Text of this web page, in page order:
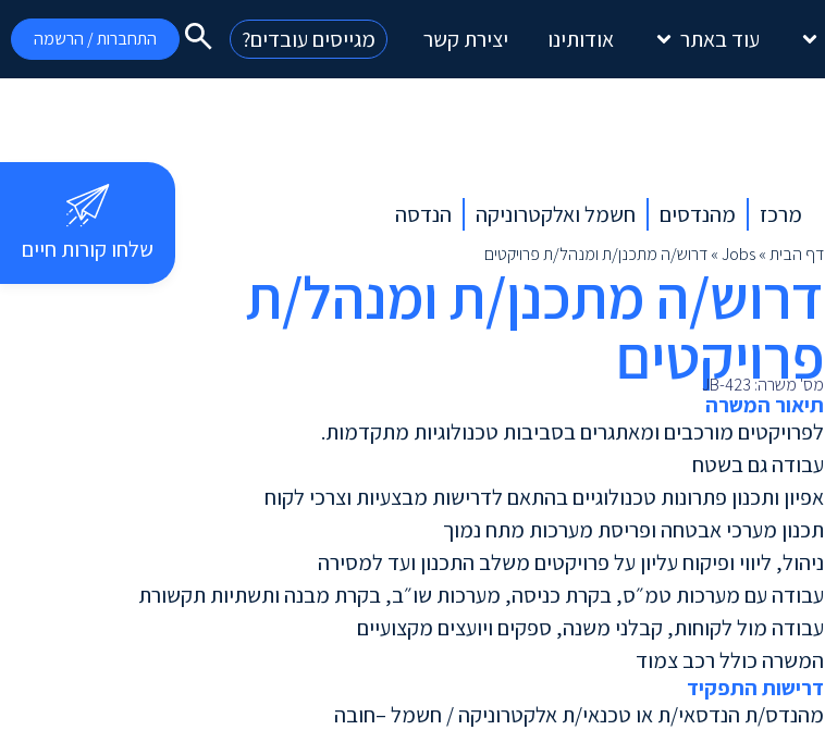
שלחו קורות חיים
עוד באתר אודותינו יצירת קשר מגייסים עובדים? התחברות / הרשמה
מרכז מהנדסים חשמל ואלקטרוניקה הנדסה
דף הבית»
Jobs
»דרוש/ה מתכנן/ת ומנהל/ת פרויקטים
דרוש/ה מתכנן/ת ומנהל/ת
פרויקטים
מס' משרה: JB-423
תיאור המשרה
לפרויקטים מורכבים ומאתגרים בסביבות טכנולוגיות מתקדמות.
עבודה גם בשטח
אפיון ותכנון פתרונות טכנולוגיים בהתאם לדרישות מבצעיות וצרכי לקוח
תכנון מערכי אבטחה ופריסת מערכות מתח נמוך
ניהול, ליווי ופיקוח עליון על פרויקטים משלב התכנון ועד למסירה
עבודה עם מערכות טמ״ס, בקרת כניסה, מערכות שו״ב, בקרת מבנה ותשתיות תקשורת
עבודה מול לקוחות, קבלני משנה, ספקים ויועצים מקצועיים
המשרה כולל רכב צמוד
דרישות התפקיד
מהנדס/ת הנדסאי/ת או טכנאי/ת אלקטרוניקה / חשמל –חובה